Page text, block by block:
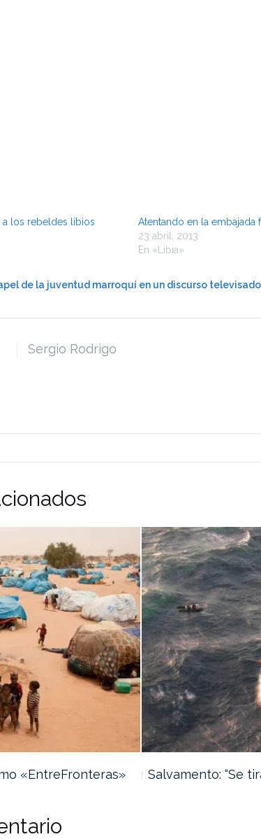
los rebeldes libios
Atentando en la embajada
23 abril, 2013
En «Libia»
de la juventud marroquí en un discurso televisado
Sergio Rodrigo
«EntreFronteras» Salvamento: “Se